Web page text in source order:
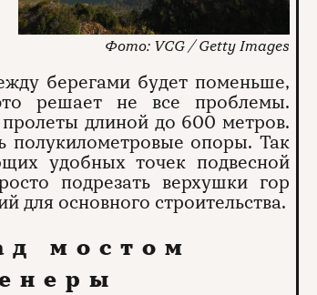
VCG / Getty Images
берегами будет поменьше,
решает не все проблемы.
длиной до 600 метров.
полукилометровые опоры. Так
удобных точек подвесной
подрезать верхушки гор
для основного строительства.
мостом